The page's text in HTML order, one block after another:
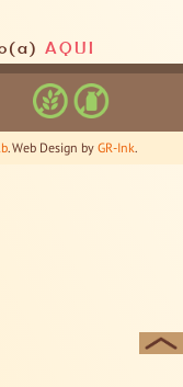
AQUI
. Web Design by GR-Ink.